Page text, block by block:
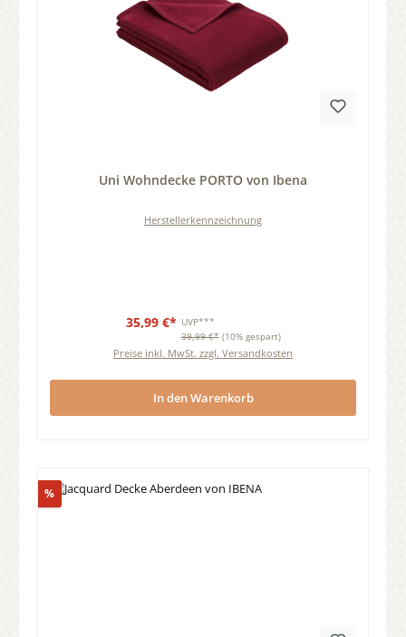
Uni Wohndecke PORTO von Ibena
Herstellerkennzeichnung
35,99 €* UVP***
39,99 €* (10% gespart)
Preise inkl. MwSt. zzgl. Versandkosten
In den Warenkorb
%Rabatt